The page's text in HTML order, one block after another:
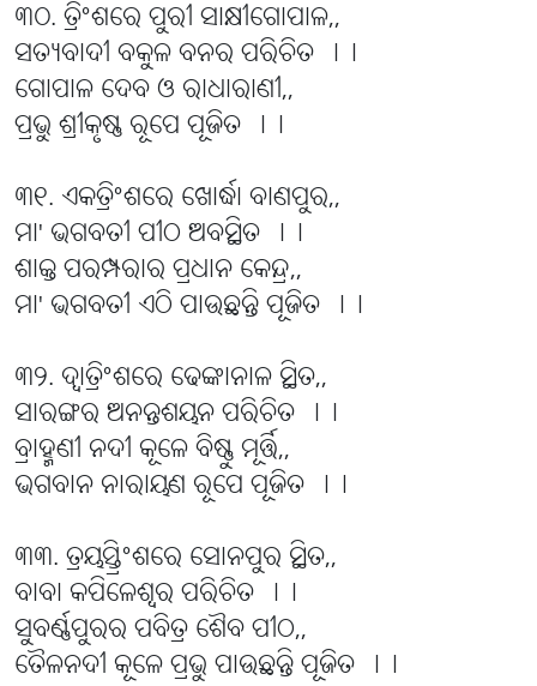
୩୦. ତ୍ରିଂଶରେ ପୁରୀ ସାକ୍ଷୀଗୋପାଳ,,
ସତ୍ୟବାଦୀ ବକୁଳ ବନର ପରିଚିତ ।।
ଗୋପାଳ ଦେବ ଓ ରାଧାରାଣୀ,,
ପ୍ରଭୁ ଶ୍ରୀକୃଷ୍ଣ ରୂପେ ପୂଜିତ ।।
୩୧. ଏକତ୍ରିଂଶରେ ଖୋର୍ଦ୍ଧା ବାଣପୁର,,
ମା' ଭଗବତୀ ପୀଠ ଅବସ୍ଥିତ ।।
ଶାକ୍ତ ପରମ୍ପରାର ପ୍ରଧାନ କେନ୍ଦ୍ର,,
ମା' ଭଗବତୀ ଏଠି ପାଉଛନ୍ତି ପୂଜିତ ।।
୩୨. ଦ୍ୱାତ୍ରିଂଶରେ ଢେଙ୍କାନାଳ ସ୍ଥିତ,,
ସାରଙ୍ଗର ଅନନ୍ତଶୟନ ପରିଚିତ ।।
ବ୍ରାହ୍ମଣୀ ନଦୀ କୂଳେ ବିଷ୍ଣୁ ମୂର୍ତ୍ତି,,
ଭଗବାନ ନାରାୟଣ ରୂପେ ପୂଜିତ ।।
୩୩. ତ୍ରୟସ୍ତ୍ରିଂଶରେ ସୋନପୁର ସ୍ଥିତ,,
ବାବା କପିଳେଶ୍ୱର ପରିଚିତ ।।
ସୁବର୍ଣ୍ଣପୁରର ପବିତ୍ର ଶୈବ ପୀଠ,,
ତୈଳନଦୀ କୂଳେ ପ୍ରଭୁ ପାଉଛନ୍ତି ପୂଜିତ ।।